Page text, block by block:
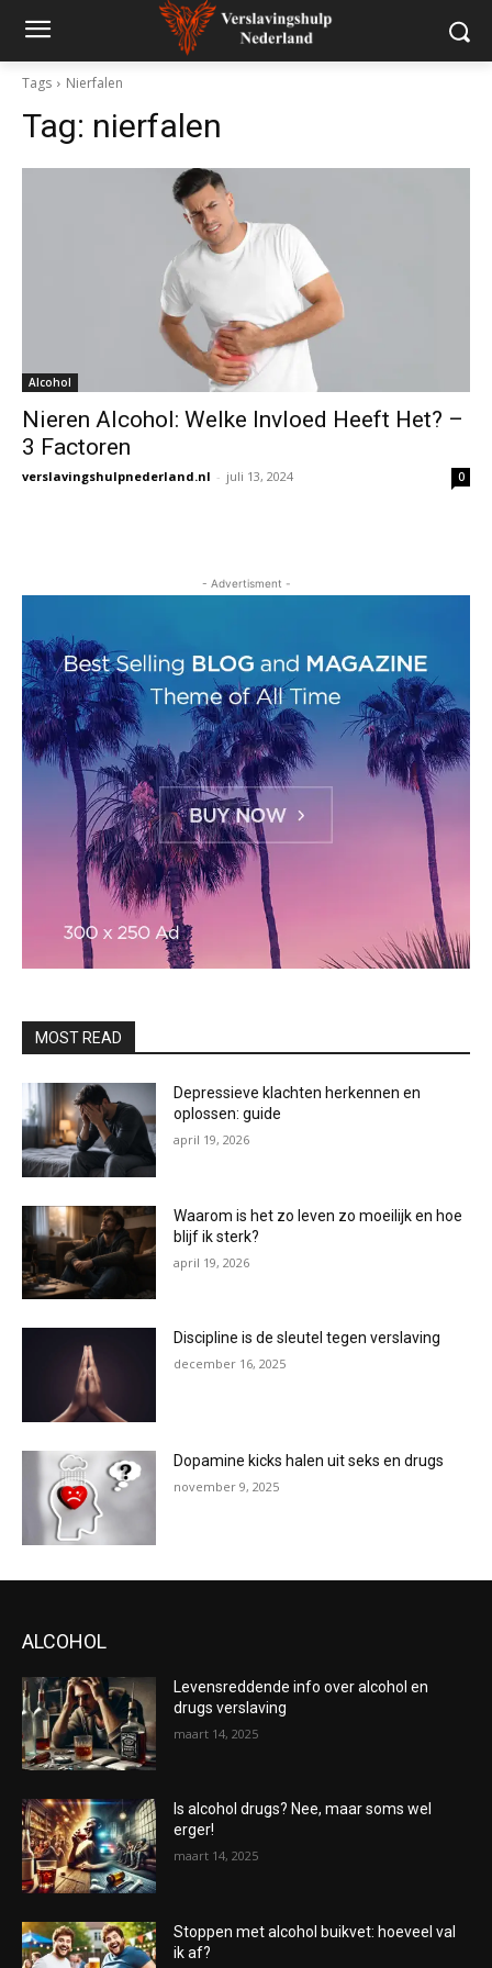
Tags Nierfalen
Tag: nierfalen
Alcohol
Nieren Alcohol: Welke Invloed Heeft Het? –
3 Factoren
verslavingshulpnederland.nl - juli 13, 2024 0
- Advertisment -
MOST READ
Depressieve klachten herkennen en
oplossen: guide
april 19, 2026
Waarom is het zo leven zo moeilijk en hoe
blijf ik sterk?
april 19, 2026
Discipline is de sleutel tegen verslaving
december 16, 2025
Dopamine kicks halen uit seks en drugs
november 9, 2025
ALCOHOL
Levensreddende info over alcohol en
drugs verslaving
maart 14, 2025
Is alcohol drugs? Nee, maar soms wel
erger!
maart 14, 2025
Stoppen met alcohol buikvet: hoeveel val
ik af?